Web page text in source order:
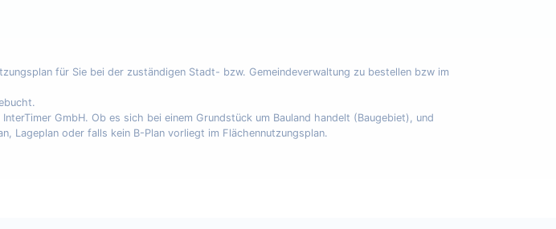
für Sie bei der zuständigen Stadt- bzw. Gemeindeverwaltung zu bestellen bzw im
GmbH. Ob es sich bei einem Grundstück um Bauland handelt (Baugebiet), und
Lageplan oder falls kein B-Plan vorliegt im Flächennutzungsplan.